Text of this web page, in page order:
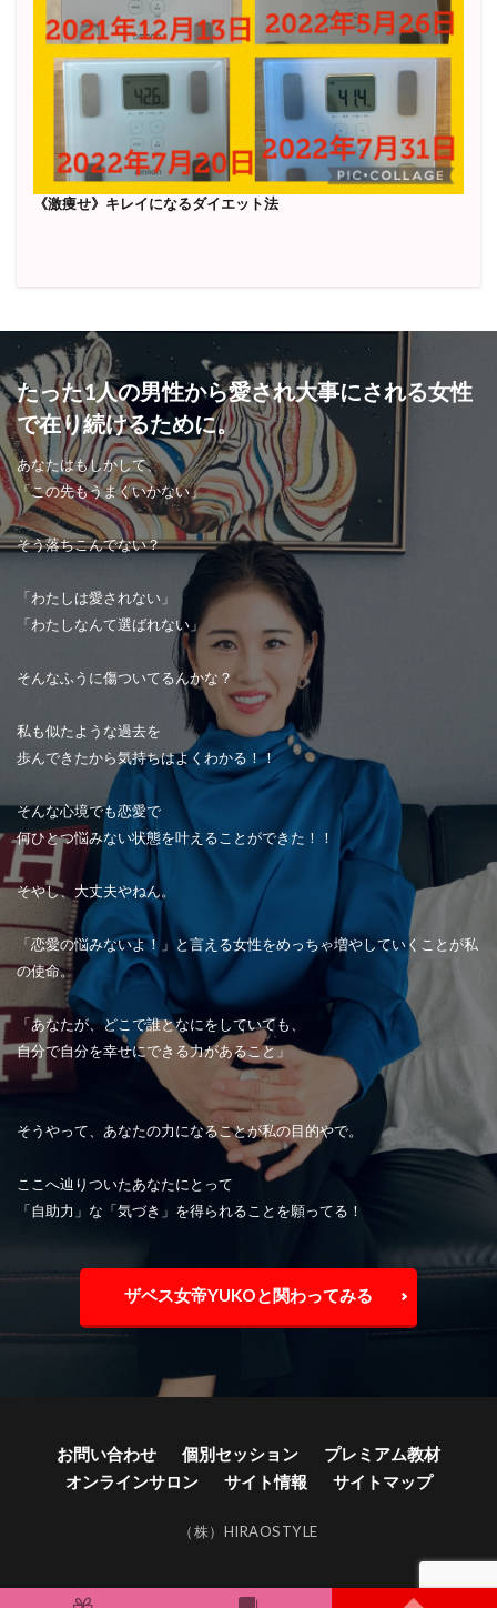
こんなに効果が自分でも実感するなんて、、(匿名・女
《激痩せ》キレイになるダイエット法
たった1人の男性から愛され大事にされる女性
で在り続けるために。
あなたはもしかして、
「この先もうまくいかない」
そう落ちこんでない？
「わたしは愛されない」
「わたしなんて選ばれない」
そんなふうに傷ついてるんかな？
私も似たような過去を
歩んできたから気持ちはよくわかる！！
そんな心境でも恋愛で
何ひとつ悩みない状態を叶えることができた！！
そやし、大丈夫やねん。
「恋愛の悩みないよ！」と言える女性をめっちゃ増やしていくことが私
の使命。
「あなたが、どこで誰となにをしていても、
自分で自分を幸せにできる力があること」
そうやって、あなたの力になることが私の目的やで。
ここへ辿りついたあなたにとって
「自助力」な「気づき」を得られることを願ってる！
ザベス女帝YUKOと関わってみる
お問い合わせ 個別セッション
プレミアム教材
オンラインサロン
サイト情報 サイトマップ
（株）HIRAOSTYLE